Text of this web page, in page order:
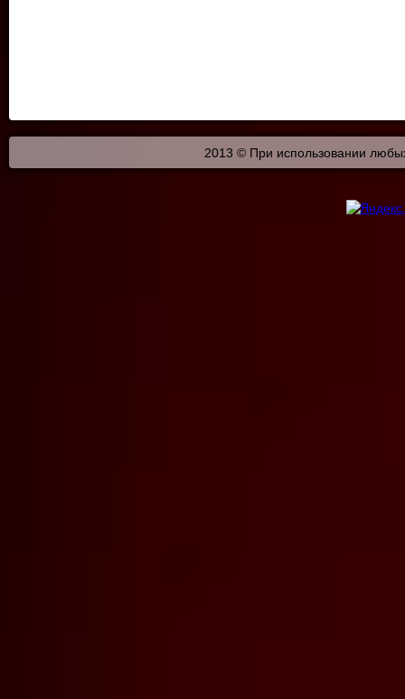
2013 © При использовании